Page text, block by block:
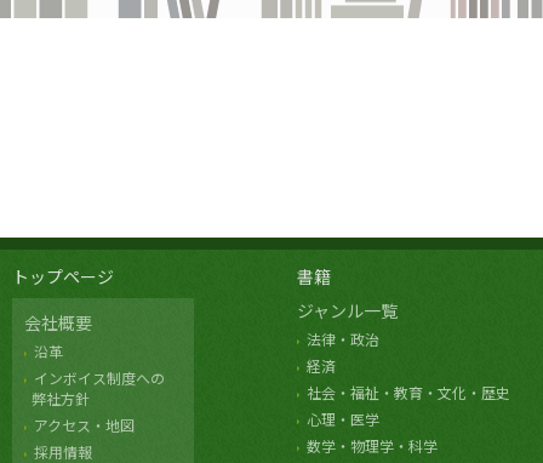
トップページ
会社概要
沿革
インボイス制度への
弊社方針
アクセス・地図
採用情報
書籍
ジャンル一覧
法律・政治
経済
社会・福祉・教育・文化・歴史
心理・医学
数学・物理学・科学